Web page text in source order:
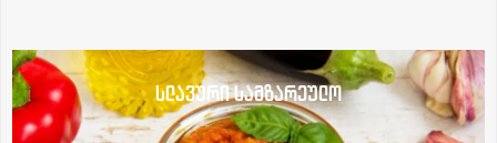
სლავური სამზარეულო